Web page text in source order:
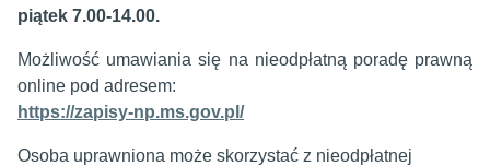
piątek 7.00-14.00.
Możliwość umawiania się na nieodpłatną poradę prawną
online pod adresem:
https://zapisy-np.ms.gov.pl/
Osoba uprawniona może skorzystać z nieodpłatnej